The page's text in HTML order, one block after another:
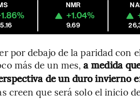
NMR
+1.04%
9.69
por debajo de la paridad con
más de un mes, a medida
de un duro invierno
creen que será solo el inicio